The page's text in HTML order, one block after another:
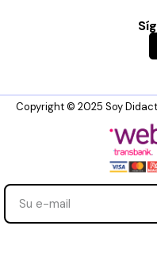
Copyright © 2025 Soy